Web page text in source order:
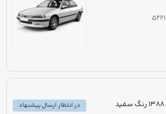
در انتظار ارسال پیشنهاد